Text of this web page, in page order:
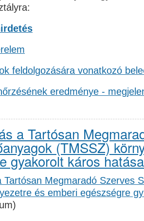
feldolgozására vonatkozó
eredménye -
a Tartósan
(TMSSZ)
gyakorolt ​​káros
Tartósan Megmaradó Szerves
és emberi egészségre